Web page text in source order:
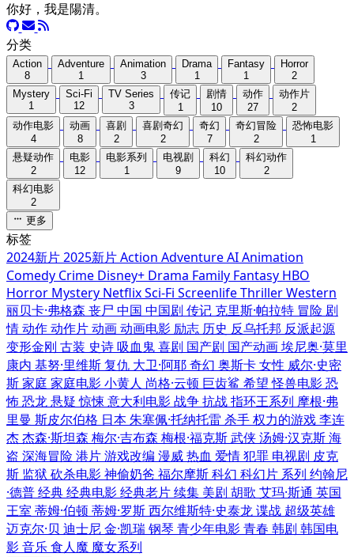
你好，我是陽清。
分类
Action
8
Adventure
1
Animation
3
Drama
1
Fantasy
1
Horror
2
Mystery
1
Sci-Fi
12
TV Series
3
传记
1
剧情
10
动作
27
动作片
2
动作电影
4
动画
8
喜剧
2
喜剧奇幻
2
奇幻
7
奇幻冒险
2
恐怖电影
1
悬疑动作
2
电影
12
电影系列
1
电视剧
9
科幻
10
科幻动作
2
科幻电影
2
更多
标签
2024新片2025新片Action AdventureAIAnimation
Comedy Crime Disney+ Drama Family Fantasy HBO
Horror Mystery NetflixSci-Fi ScreenlifeThrillerWestern
丽贝卡·弗格森 丧尸 中国 中国剧 传记 克里斯·帕拉特 冒险 剧
情动作动作片动画动画电影 励志 历史 反乌托邦 反派起源
变形金刚 古装 史诗吸血鬼喜剧 国产剧 国产动画埃尼奥·莫里
康内 基努·里维斯复仇 大卫·阿耶奇幻 奥斯卡女性 威尔·史密
斯家庭 家庭电影小黄人 尚格·云顿 巨齿鲨 希望怪兽电影恐
怖恐龙悬疑惊悚意大利电影战争抗战指环王系列 摩根·弗
里曼 斯皮尔伯格 日本朱塞佩·托纳托雷杀手权力的游戏李连
杰杰森·斯坦森 梅尔·吉布森 梅根·福克斯武侠汤姆·汉克斯海
盗 深海冒险港片游戏改编 漫威热血 爱情犯罪 电视剧 皮克
斯 监狱 砍杀电影神偷奶爸 福尔摩斯科幻 科幻片 系列 约翰尼
·德普经典经典电影经典老片续集 美剧 胡歌 艾玛·斯通 英国
王室 蒂姆·伯顿 蒂姆·罗斯西尔维斯特·史泰龙谍战 超级英雄
迈克尔·贝 迪士尼金·凯瑞钢琴 青少年电影青春 韩剧 韩国电
影音乐食人魔 魔女系列